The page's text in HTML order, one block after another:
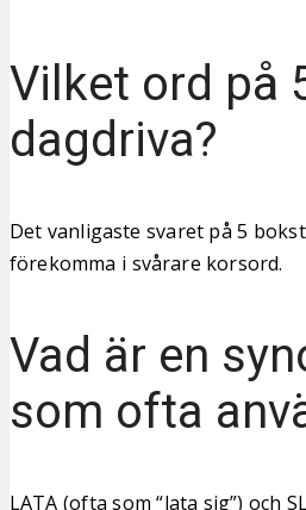
Vilket ord på
dagdriva?
Det vanligaste svaret på 5
förekomma i svårare korsord.
Vad är en
som ofta
LATA (ofta som “lata sig”) och